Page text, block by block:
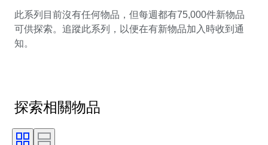
此系列目前沒有任何物品，但每週都有75,000件新物品
可供探索。追蹤此系列，以便在有新物品加入時收到通
知。
探索相關物品